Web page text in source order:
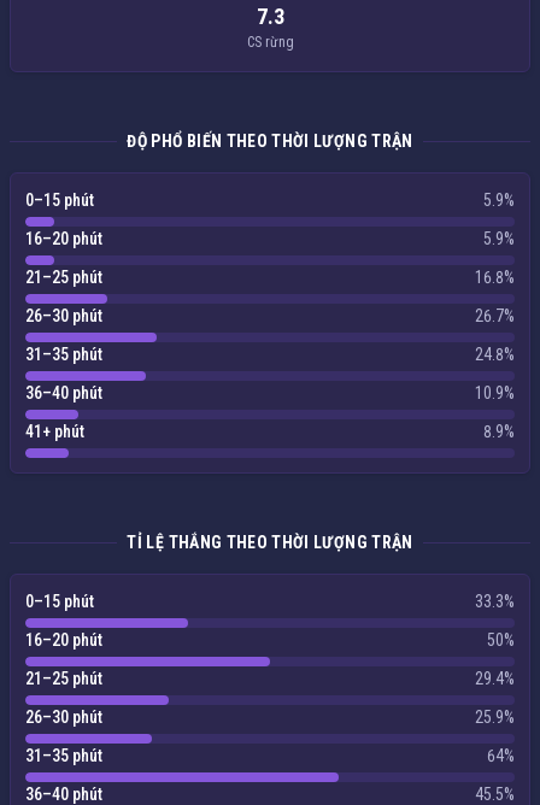
7.3
CS rừng
ĐỘ PHỔ BIẾN THEO THỜI LƯỢNG TRẬN
0–15 phút
5.9%
16–20 phút
5.9%
21–25 phút
16.8%
26–30 phút
26.7%
31–35 phút
24.8%
36–40 phút
10.9%
41+ phút
8.9%
TỈ LỆ THẮNG THEO THỜI LƯỢNG TRẬN
0–15 phút
33.3%
16–20 phút
50%
21–25 phút
29.4%
26–30 phút
25.9%
31–35 phút
64%
36–40 phút
45.5%